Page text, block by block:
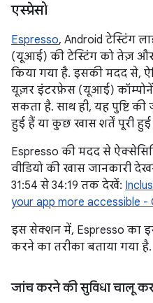
एस्प्रेसो
Espresso, Android टेस्टिंग
(यूआई) की टेस्टिंग को तेज़
किया गया है. इसकी मदद से,
यूज़र इंटरफ़ेस (यूआई)
सकता है. साथ ही, यह पुष्टि
हुई हैं या कुछ खास शर्तें पूरी हुई
Espresso की मदद से
वीडियो की खास जानकारी
31:54 से 34:19 तक देखें:
your app more accessible -
इस सेक्शन में, Espresso का
करने का तरीका बताया गया है.
जांच करने की सुविधा चालू